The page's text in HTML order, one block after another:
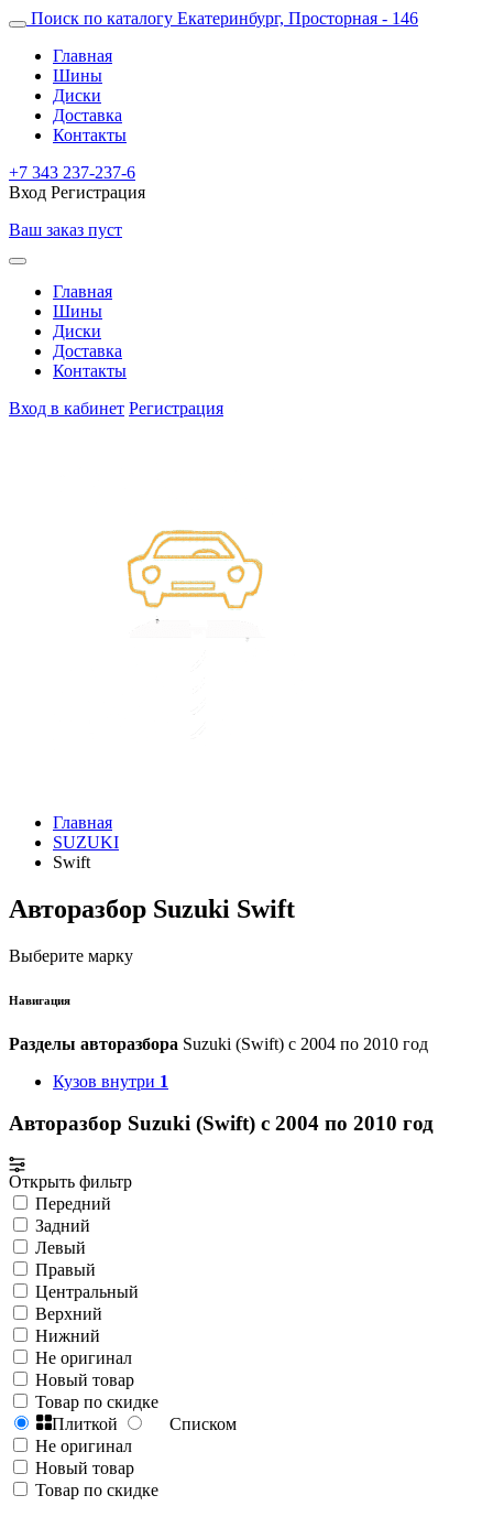
Поиск по каталогу Екатеринбург, Просторная - 146
Главная
Шины
Диски
Доставка
Контакты
+7 343 237-237-6
Вход Регистрация
Ваш заказ пуст
Главная
Шины
Диски
Доставка
Контакты
Вход в кабинет Регистрация
Главная
SUZUKI
Swift
Авторазбор Suzuki Swift
Выберите марку
Навигация
Разделы авторазбора Suzuki (Swift) с 2004 по 2010 год
Кузов внутри 1
Авторазбор Suzuki (Swift) с 2004 по 2010 год
Открыть фильтр
Передний
Задний
Левый
Правый
Центральный
Верхний
Нижний
Не оригинал
Новый товар
Товар по скидке
Плиткой
Списком
Не оригинал
Новый товар
Товар по скидке